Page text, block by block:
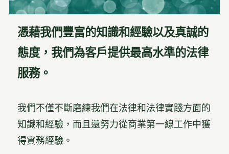
憑藉我們豐富的知識和經驗以及真誠的
態度，我們為客戶提供最高水準的法律
服務。
我們不僅不斷磨練我們在法律和法律實踐方面的
知識和經驗，而且還努力從商業第一線工作中獲
得實務經驗。